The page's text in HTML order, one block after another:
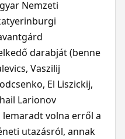
Nemzeti
darabját (benne
Vaszilij
El Liszickij,
Larionov
volna erről a
utazásról, annak